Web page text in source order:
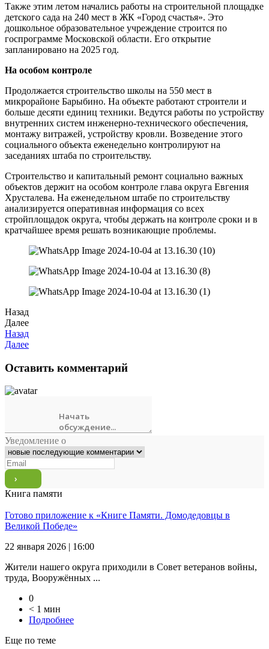
Также этим летом начались работы на строительной площадке
детского сада на 240 мест в ЖК «Город счастья». Это
дошкольное образовательное учреждение строится по
госпрограмме Московской области. Его открытие
запланировано на 2025 год.
На особом контроле
Продолжается строительство школы на 550 мест в
микрорайоне Барыбино. На объекте работают строители и
больше десяти единиц техники. Ведутся работы по устройству
внутренних систем инженерно-технического обеспечения,
монтажу витражей, устройству кровли. Возведение этого
социального объекта еженедельно контролируют на
заседаниях штаба по строительству.
Строительство и капитальный ремонт социально важных
объектов держит на особом контроле глава округа Евгения
Хрусталева. На еженедельном штабе по строительству
анализируется оперативная информация со всех
стройплощадок округа, чтобы держать на контроле сроки и в
кратчайшее время решать возникающие проблемы.
Назад
Далее
Назад
Далее
Оставить комментарий
Уведомление о
Книга памяти
Готово приложение к «Книге Памяти. Домодедовцы в
Великой Победе»
22 января 2026 | 16:00
Жители нашего округа приходили в Совет ветеранов войны,
труда, Вооружённых ...
0
< 1 мин
Подробнее
Еще по теме